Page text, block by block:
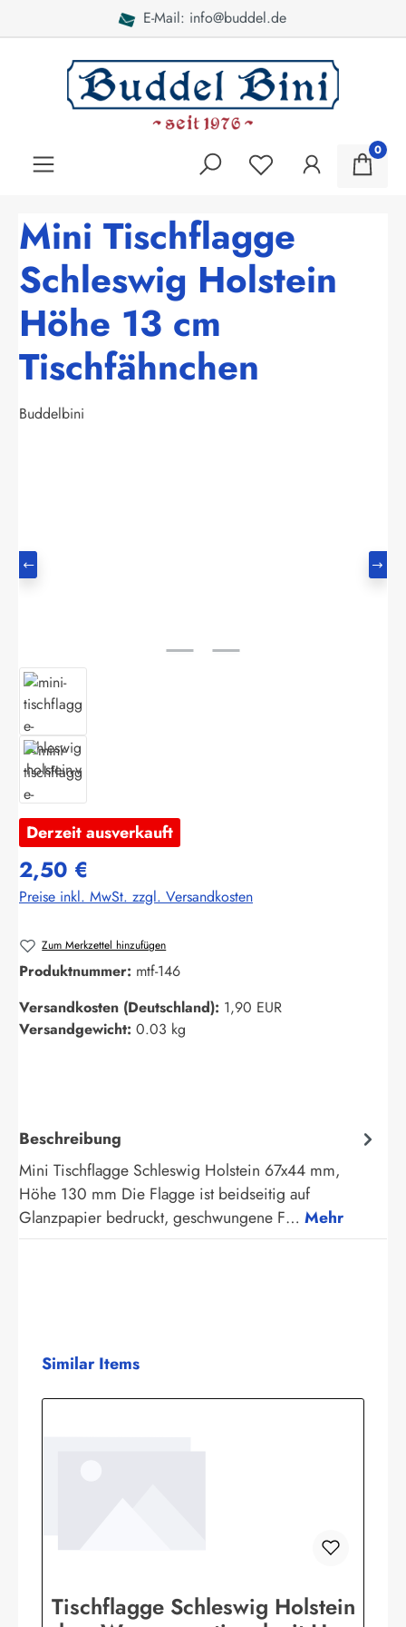
E-Mail: info@buddel.de
0
Mini Tischflagge
Schleswig Holstein
Höhe 13 cm
Tischfähnchen
Buddelbini
Derzeit ausverkauft
2,50 €
Preise inkl. MwSt. zzgl. Versandkosten
Zum Merkzettel hinzufügen
Produktnummer: mtf-146
Versandkosten (Deutschland): 1,90 EUR
Versandgewicht: 0.03 kg
Beschreibung
Mini Tischflagge Schleswig Holstein 67x44 mm,
Höhe 130 mm Die Flagge ist beidseitig auf
Glanzpapier bedruckt, geschwungene F… Mehr
Produktgalerie überspringen
Similar Items
Tischflagge Schleswig Holstein